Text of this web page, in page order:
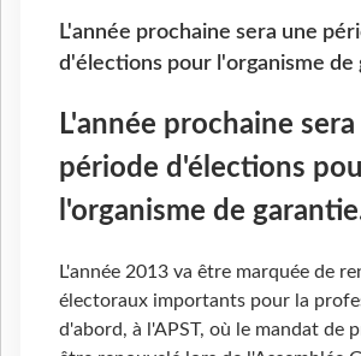
L'année prochaine sera une
d'élections pour l'organisme de
L'année prochaine
période d'élections
l'organisme de
L'année 2013 va être marquée de
électoraux importants pour la
d'abord, à l'APST, où le mandat de